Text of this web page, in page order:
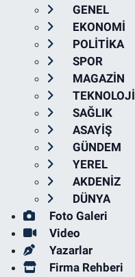
GENEL
EKONOMİ
POLİTİKA
SPOR
MAGAZİN
TEKNOLOJİ
SAĞLIK
ASAYİŞ
GÜNDEM
YEREL
AKDENİZ
DÜNYA
Foto Galeri
Video
Yazarlar
Firma Rehberi